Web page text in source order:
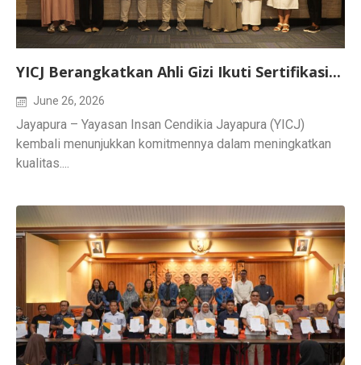
YICJ Berangkatkan Ahli Gizi Ikuti Sertifikasi...
June 26, 2026
Jayapura – Yayasan Insan Cendikia Jayapura (YICJ)
kembali menunjukkan komitmennya dalam meningkatkan
kualitas....